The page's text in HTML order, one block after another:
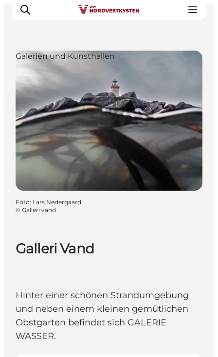
Urlaubsorte
Inspiration
Events
Unterkunft
Mach deine Urlaubsplanung
Galleri Vand
Hinter einer schönen Strandumgebung
und neben einem kleinen gemütlichen
Obstgarten befindet sich GALERIE
WASSER.
Galerien und Kunsthallen
Foto: Lars Nedergaard
© Galleri vand